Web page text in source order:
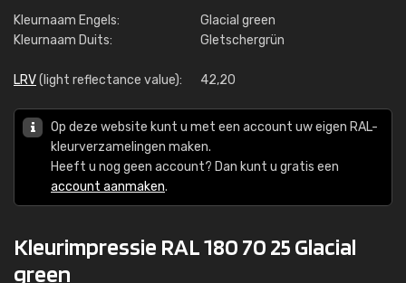
Kleurnaam Engels:
Glacial green
Kleurnaam Duits:
Gletschergrün
LRV(light reflectance value): 42,20
Op deze website kunt u met een account uw eigen RAL-
kleurverzamelingen maken.
Heeft u nog geen account? Dan kunt u gratis een
account aanmaken.
Kleurimpressie RAL 180 70 25 Glacial
green